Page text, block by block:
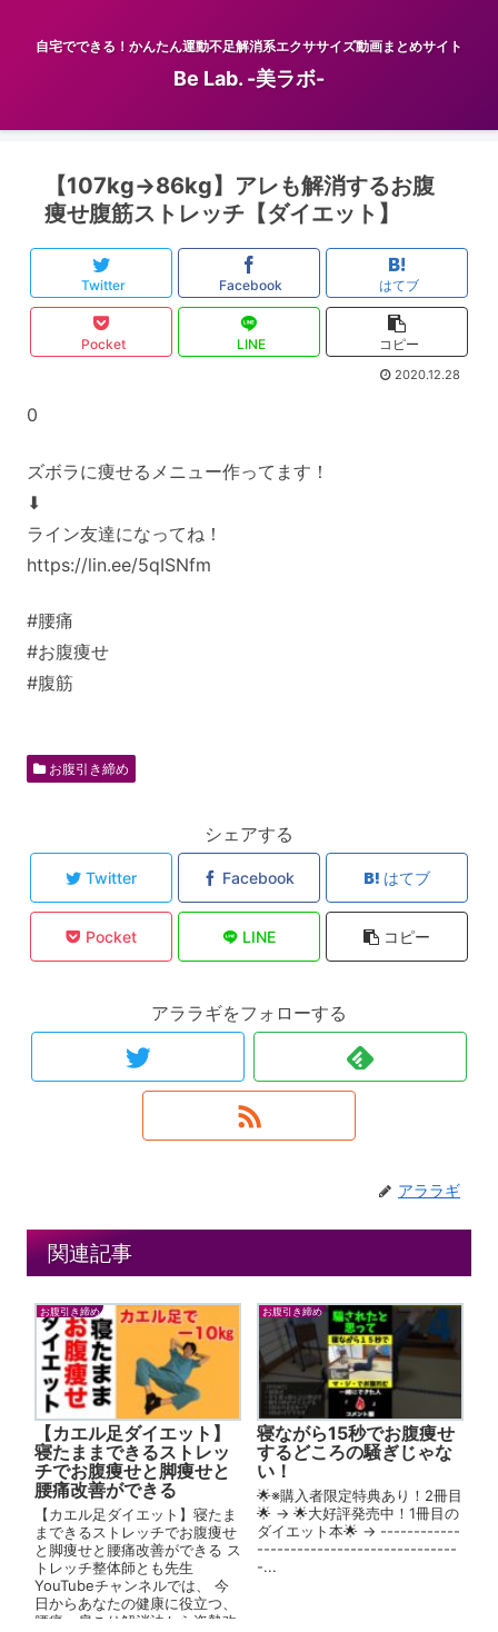
自宅でできる！かんたん運動不足解消系エクササイズ動画まとめサイト
Be Lab. -美ラボ-
【107kg→86kg】アレも解消するお腹
痩せ腹筋ストレッチ【ダイエット】
Twitter Facebook はてブ
Pocket LINE コピー
2020.12.28
0
ズボラに痩せるメニュー作ってます！
⬇︎
ライン友達になってね！
https://lin.ee/5qISNfm
#腰痛
#お腹痩せ
#腹筋
お腹引き締め
シェアする
Twitter Facebook はてブ
Pocket LINE コピー
アララギをフォローする
アララギ
関連記事
お腹引き締め
【カエル足ダイエット】
寝たままできるストレッ
チでお腹痩せと脚痩せと
腰痛改善ができる
【カエル足ダイエット】寝たま
まできるストレッチでお腹痩せ
と脚痩せと腰痛改善ができる ス
トレッチ整体師とも先生
YouTubeチャンネルでは、 今
日からあなたの健康に役立つ、
腰痛・肩こり解消法から姿勢改
お腹引き締め
寝ながら15秒でお腹痩せ
するどころの騒ぎじゃな
い！
🌟※購入者限定特典あり！2冊目
🌟 → 🌟大好評発売中！1冊目の
ダイエット本🌟 → ------------
------------------------------
-...